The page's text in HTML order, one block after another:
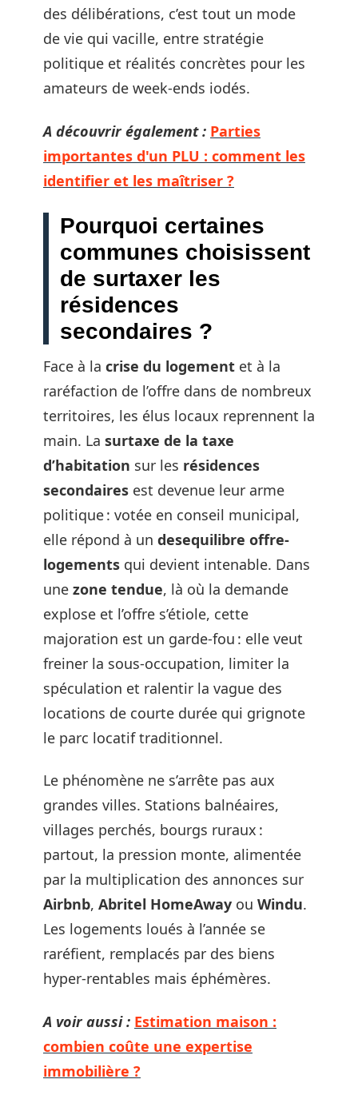
des délibérations, c’est tout un mode
de vie qui vacille, entre stratégie
politique et réalités concrètes pour les
amateurs de week-ends iodés.
A découvrir également : Parties
importantes d'un PLU : comment les
identifier et les maîtriser ?
Pourquoi certaines
communes choisissent
de surtaxer les
résidences
secondaires ?
Face à la crise du logement et à la
raréfaction de l’offre dans de nombreux
territoires, les élus locaux reprennent la
main. La surtaxe de la taxe
d’habitation sur les résidences
secondaires est devenue leur arme
politique : votée en conseil municipal,
elle répond à un desequilibre offre-
logements qui devient intenable. Dans
une zone tendue, là où la demande
explose et l’offre s’étiole, cette
majoration est un garde-fou : elle veut
freiner la sous-occupation, limiter la
spéculation et ralentir la vague des
locations de courte durée qui grignote
le parc locatif traditionnel.
Le phénomène ne s’arrête pas aux
grandes villes. Stations balnéaires,
villages perchés, bourgs ruraux :
partout, la pression monte, alimentée
par la multiplication des annonces sur
Airbnb, Abritel HomeAway ou Windu.
Les logements loués à l’année se
raréfient, remplacés par des biens
hyper-rentables mais éphémères.
A voir aussi : Estimation maison :
combien coûte une expertise
immobilière ?